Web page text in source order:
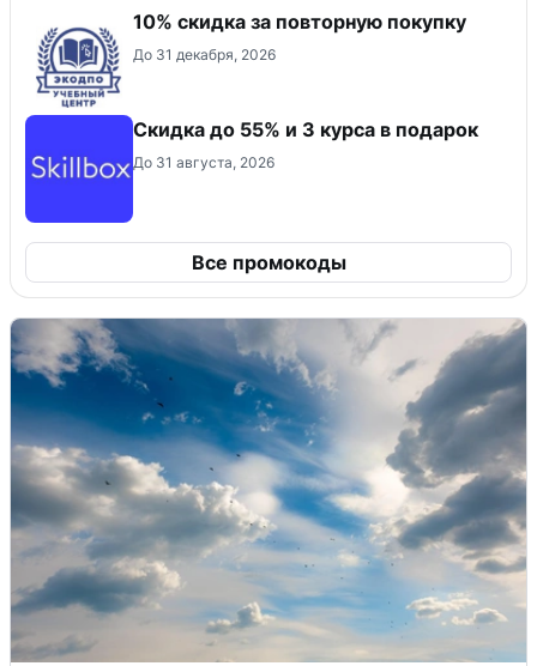
10% скидка за повторную покупку
До 31 декабря, 2026
Скидка до 55% и 3 курса в подарок
До 31 августа, 2026
Все промокоды